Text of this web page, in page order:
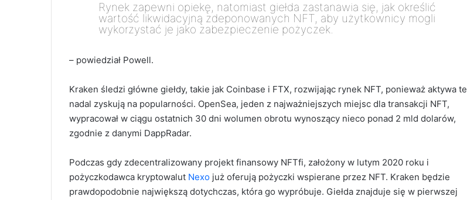
Rynek zapewni opiekę, natomiast giełda zastanawia się, jak określić
wartość likwidacyjną zdeponowanych NFT, aby użytkownicy mogli
wykorzystać je jako zabezpieczenie pożyczek.
– powiedział Powell.
Kraken śledzi główne giełdy, takie jak Coinbase i FTX, rozwijając rynek NFT, ponieważ aktywa te
nadal zyskują na popularności. OpenSea, jeden z najważniejszych miejsc dla transakcji NFT,
wypracował w ciągu ostatnich 30 dni wolumen obrotu wynoszący nieco ponad 2 mld dolarów,
zgodnie z danymi DappRadar.
Podczas gdy zdecentralizowany projekt finansowy NFTfi, założony w lutym 2020 roku i
pożyczkodawca kryptowalut Nexo już oferują pożyczki wspierane przez NFT. Kraken będzie
prawdopodobnie największą dotychczas, która go wypróbuje. Giełda znajduje się w pierwszej